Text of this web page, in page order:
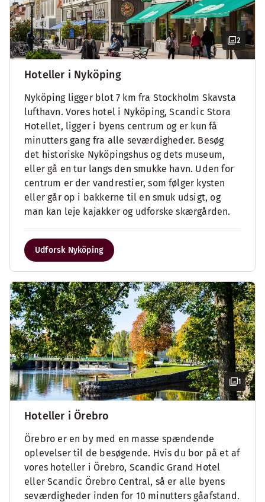
2
Hoteller i Nyköping
Nyköping ligger blot 7 km fra Stockholm Skavsta
lufthavn. Vores hotel i Nyköping, Scandic Stora
Hotellet, ligger i byens centrum og er kun få
minutters gang fra alle seværdigheder. Besøg
det historiske Nyköpingshus og dets museum,
eller gå en tur langs den smukke havn. Uden for
centrum er der vandrestier, som følger kysten
eller går op i bakkerne til en smuk udsigt, og
man kan leje kajakker og udforske skærgården.
Udforsk Nyköping
1
Hoteller i Örebro
Örebro er en by med en masse spændende
oplevelser til de besøgende. Hvis du bor på et af
vores hoteller i Örebro, Scandic Grand Hotel
eller Scandic Örebro Central, så er alle byens
seværdigheder inden for 10 minutters gåafstand.